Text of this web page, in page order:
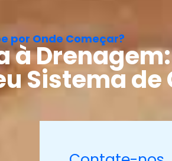
por Onde Começar?
à Drenagem:
Sistema